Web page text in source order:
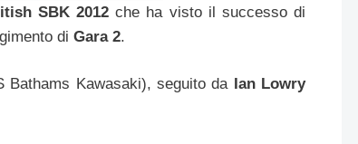
SBK 2012 che ha visto il successo di
di Gara 2.
Bathams Kawasaki), seguito da Ian Lowry